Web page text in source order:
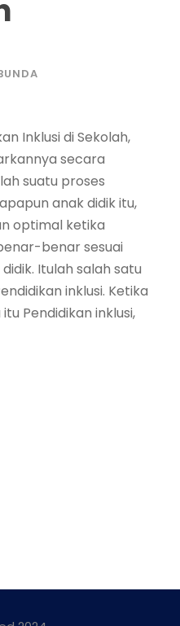
Inklusi di Sekolah,
secara
suatu proses
anak didik itu,
optimal ketika
benar sesuai
Itulah salah satu
inklusi. Ketika
Pendidikan inklusi,